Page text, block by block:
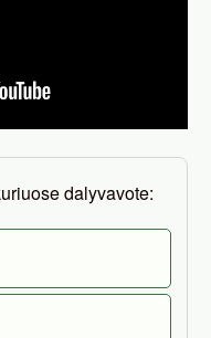
dalyvavote: